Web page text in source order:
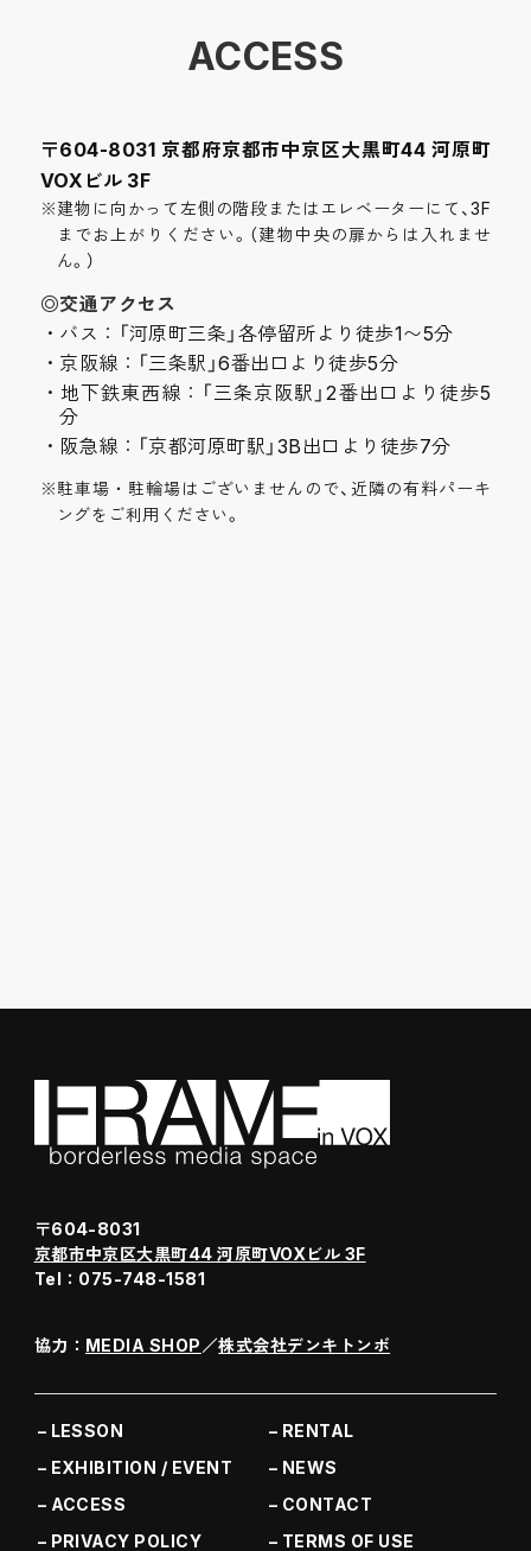
ACCESS
〒604-8031 京都府京都市中京区大黒町44 河原町
VOXビル 3F
※建物に向かって左側の階段またはエレベーターにて、3F
までお上がりください。（建物中央の扉からは入れませ
ん。）
◎交通アクセス
バス：「河原町三条」各停留所より徒歩1〜5分
京阪線：「三条駅」6番出口より徒歩5分
地下鉄東西線：「三条京阪駅」2番出口より徒歩5
分
阪急線：「京都河原町駅」3B出口より徒歩7分
※駐車場・駐輪場はございませんので、近隣の有料パーキ
ングをご利用ください。
〒604-8031
京都市中京区大黒町44 河原町VOXビル 3F
Tel：075-748-1581
協力： MEDIA SHOP ／株式会社デンキトンボ
LESSON
RENTAL
EXHIBITION / EVENT
NEWS
ACCESS
CONTACT
PRIVACY POLICY
TERMS OF USE